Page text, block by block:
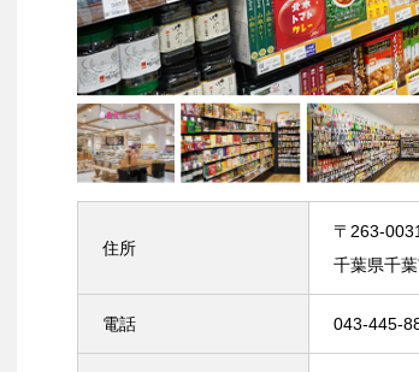
住所
〒263-0031
千葉県千
電話 043‐445-